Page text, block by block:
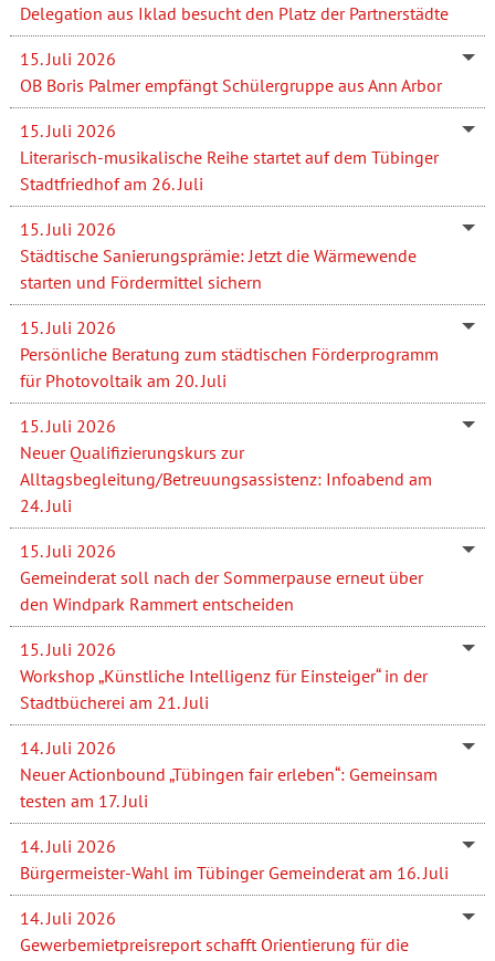
Delegation aus Iklad besucht den Platz der Partnerstädte
15. Juli 2026
OB Boris Palmer empfängt Schülergruppe aus Ann Arbor
15. Juli 2026
Literarisch-musikalische Reihe startet auf dem Tübinger
Stadtfriedhof am 26. Juli
15. Juli 2026
Städtische Sanierungsprämie: Jetzt die Wärmewende
starten und Fördermittel sichern
15. Juli 2026
Persönliche Beratung zum städtischen Förderprogramm
für Photovoltaik am 20. Juli
15. Juli 2026
Neuer Qualifizierungskurs zur
Alltagsbegleitung/Betreuungsassistenz: Infoabend am
24. Juli
15. Juli 2026
Gemeinderat soll nach der Sommerpause erneut über
den Windpark Rammert entscheiden
15. Juli 2026
Workshop „Künstliche Intelligenz für Einsteiger“ in der
Stadtbücherei am 21. Juli
14. Juli 2026
Neuer Actionbound „Tübingen fair erleben“: Gemeinsam
testen am 17. Juli
14. Juli 2026
Bürgermeister-Wahl im Tübinger Gemeinderat am 16. Juli
14. Juli 2026
Gewerbemietpreisreport schafft Orientierung für die